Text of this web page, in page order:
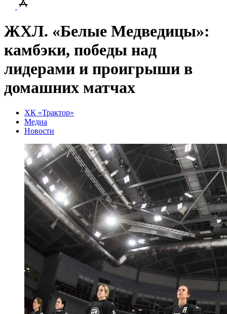
ЖХЛ. «Белые Медведицы»:
камбэки, победы над
лидерами и проигрыши в
домашних матчах
ХК «Трактор»
Медиа
Новости